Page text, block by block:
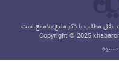
مطالب با ذکر منبع بلامانع است.
Copyright © 2025